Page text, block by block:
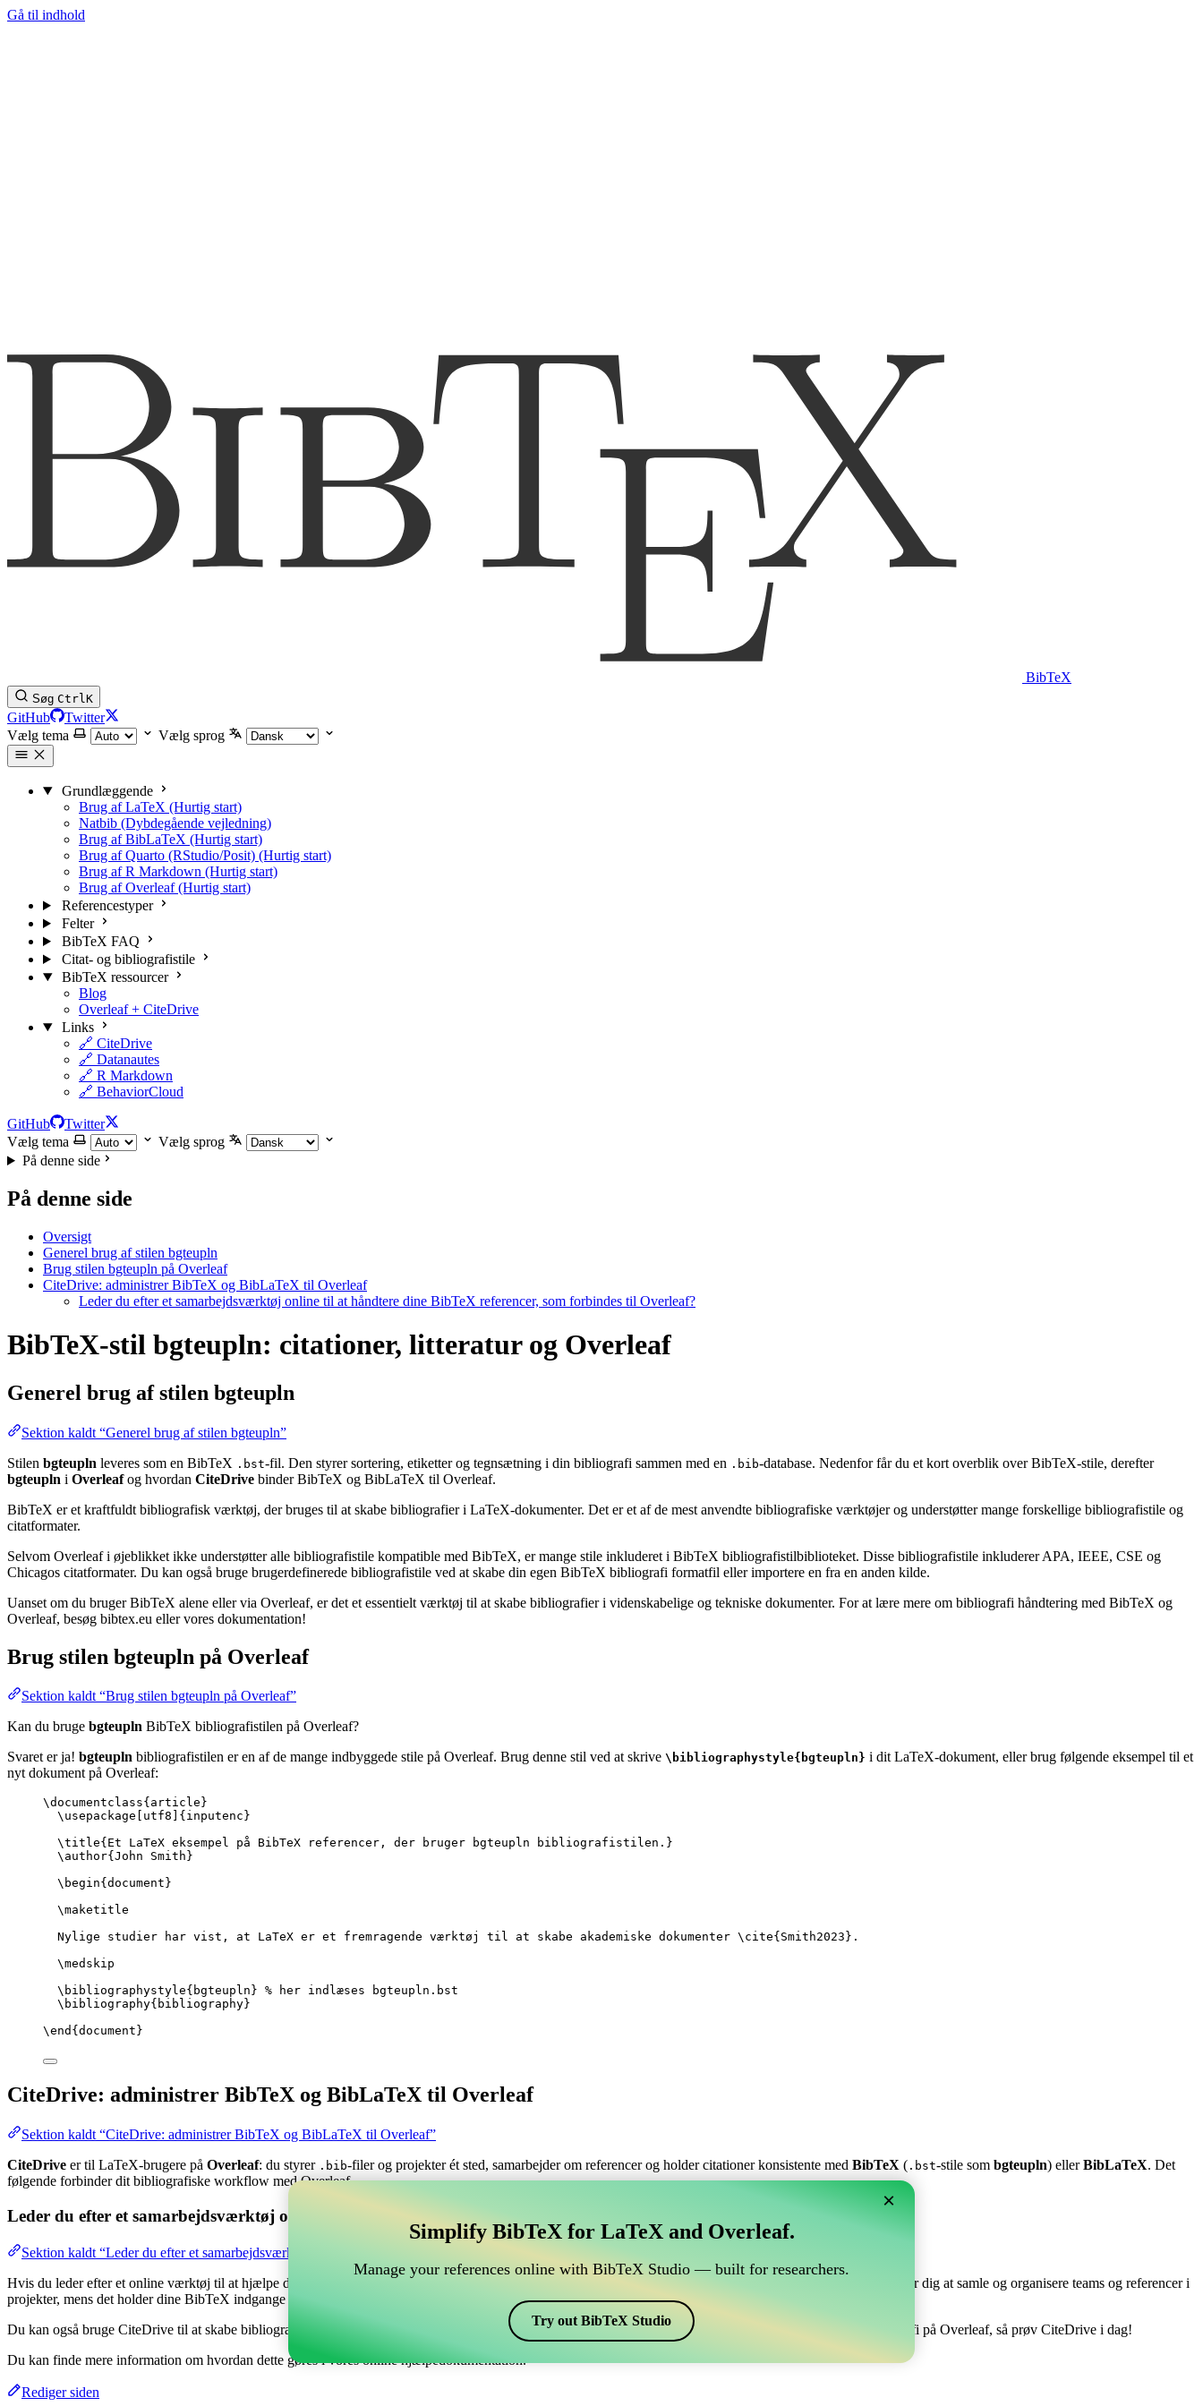
Gå til indhold
BibTeX
Søg CtrlK
GitHub
Twitter
Vælg tema
Vælg sprog
Grundlæggende
Brug af LaTeX (Hurtig start)
Natbib (Dybdegående vejledning)
Brug af BibLaTeX (Hurtig start)
Brug af Quarto (RStudio/Posit) (Hurtig start)
Brug af R Markdown (Hurtig start)
Brug af Overleaf (Hurtig start)
Referencestyper
Felter
BibTeX FAQ
Citat- og bibliografistile
BibTeX ressourcer
Blog
Overleaf + CiteDrive
Links
🔗 CiteDrive
🔗 Datanautes
🔗 R Markdown
🔗 BehaviorCloud
GitHub
Twitter
Vælg tema
Vælg sprog
På denne side
På denne side
Oversigt
Generel brug af stilen bgteupln
Brug stilen bgteupln på Overleaf
CiteDrive: administrer BibTeX og BibLaTeX til Overleaf
Leder du efter et samarbejdsværktøj online til at håndtere dine BibTeX referencer, som forbindes til Overleaf?
BibTeX-stil bgteupln: citationer, litteratur og Overleaf
Generel brug af stilen bgteupln
Sektion kaldt “Generel brug af stilen bgteupln”
Stilen bgteupln leveres som en BibTeX .bst-fil. Den styrer sortering, etiketter og tegnsætning i din bibliografi sammen med en .bib-database. Nedenfor får du et kort overblik over BibTeX-stile, derefter
bgteupln i Overleafog hvordan CiteDrive binder BibTeX og BibLaTeX til Overleaf.
BibTeX er et kraftfuldt bibliografisk værktøj, der bruges til at skabe bibliografier i LaTeX-dokumenter. Det er et af de mest anvendte bibliografiske værktøjer og understøtter mange forskellige bibliografistile og
citatformater.
Selvom Overleaf i øjeblikket ikke understøtter alle bibliografistile kompatible med BibTeX, er mange stile inkluderet i BibTeX bibliografistilbiblioteket. Disse bibliografistile inkluderer APA, IEEE, CSE og
Chicagos citatformater. Du kan også bruge brugerdefinerede bibliografistile ved at skabe din egen BibTeX bibliografi formatfil eller importere en fra en anden kilde.
Uanset om du bruger BibTeX alene eller via Overleaf, er det et essentielt værktøj til at skabe bibliografier i videnskabelige og tekniske dokumenter. For at lære mere om bibliografi håndtering med BibTeX og
Overleaf, besøg bibtex.eu eller vores dokumentation!
Brug stilen bgteupln på Overleaf
Sektion kaldt “Brug stilen bgteupln på Overleaf”
Kan du bruge bgteupln BibTeX bibliografistilen på Overleaf?
Svaret er ja! bgteupln bibliografistilen er en af de mange indbyggede stile på Overleaf. Brug denne stil ved at skrive \bibliographystyle{bgteupln} i dit LaTeX-dokument, eller brug følgende eksempel til et
nyt dokument på Overleaf:
\documentclass{ article }
\usepackage
utf8 ]{ inputenc }
\title{Et LaTeX eksempel på BibTeX referencer, der bruger bgteupln bibliografistilen.}
\author{John Smith}
\begin{ document }
\maketitle
Nylige studier har vist, at LaTeX er et fremragende værktøj til at skabe akademiske dokumenter \cite{ Smith2023 }.
\medskip
\bibliographystyle{bgteupln} % her indlæses bgteupln.bst
\bibliography{bibliography}
\end { document }
CiteDrive: administrer BibTeX og BibLaTeX til Overleaf
Sektion kaldt “CiteDrive: administrer BibTeX og BibLaTeX til Overleaf”
CiteDrive er til LaTeX-brugere på Overleaf: du styrer .bib-filer og projekter ét sted, samarbejder om referencer og holder citationer konsistente med BibTeX ( .bst-stile som bgteupln) ellerBibLaTeX. Det
følgende forbinder dit bibliografiske workflow med Overleaf.
Leder du efter et samarbejdsværktøj online til at håndtere dine BibTeX referencer, som forbindes til Overleaf?
Sektion kaldt “Leder du efter et samarbejdsværktøj online til at håndtere dine BibTeX referencer, som forbindes til Overleaf?”
Hvis du leder efter et online værktøj til at hjælpe dig med at håndtere dine referencer, citater og bibliografi på Overleaf, så kan CiteDrive være perfekt! Det tillader dig at samle og organisere teams og referencer i
projekter, mens det holder dine BibTeX indgange opdateret i dit Overleaf projekt.
Du kan også bruge CiteDrive til at skabe bibliografier og citater i forskellige stile, inklusiv bgteupln. Så hvis du leder efter en nem måde at håndtere din bibliografi på Overleaf, så prøv CiteDrive i dag!
Du kan finde mere information om hvordan dette gøres i vores online hjælpedokumentation.
Rediger siden
×
Simplify BibTeX for LaTeX and Overleaf.
Manage your references online with BibTeX Studio — built for researchers.
Try out BibTeX Studio